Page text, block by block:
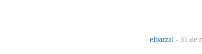
elbarzal - 31 de